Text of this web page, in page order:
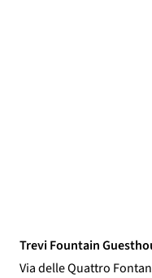
Trevi Fountain
Via delle Quattro